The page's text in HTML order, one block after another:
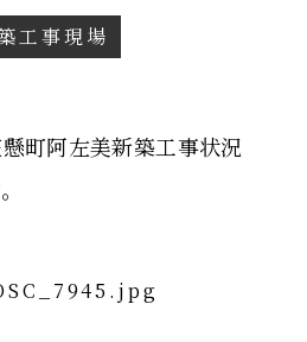
工事現場
町阿左美新築工事状況